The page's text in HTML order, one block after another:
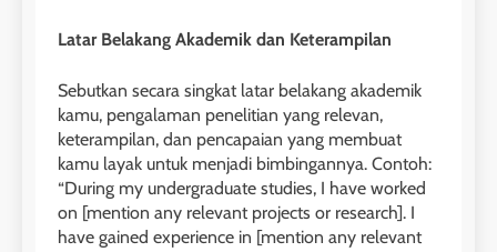
Nilai Peserta Kursus IELTS
Online
LEIDEN INSTITUTE
27
Daftar Peserta Kursus IELTS
Latar Belakang Akademik dan Keterampilan
Sebutkan secara singkat latar belakang akademik
kamu, pengalaman penelitian yang relevan,
keterampilan, dan pencapaian yang membuat
kamu layak untuk menjadi bimbingannya. Contoh:
“During my undergraduate studies, I have worked
on [mention any relevant projects or research]. I
have gained experience in [mention any relevant